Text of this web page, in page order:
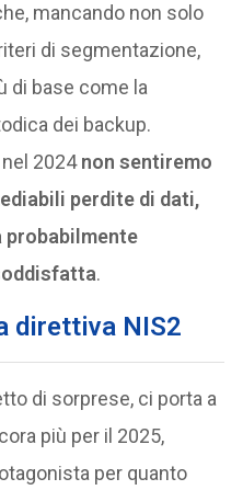
mancando non solo
di segmentazione,
di base come la
dei backup.
2024non sentiremo
perdite di dati,
probabilmente
.
direttiva NIS2
di sorprese, ci porta a
più per il 2025,
per quanto